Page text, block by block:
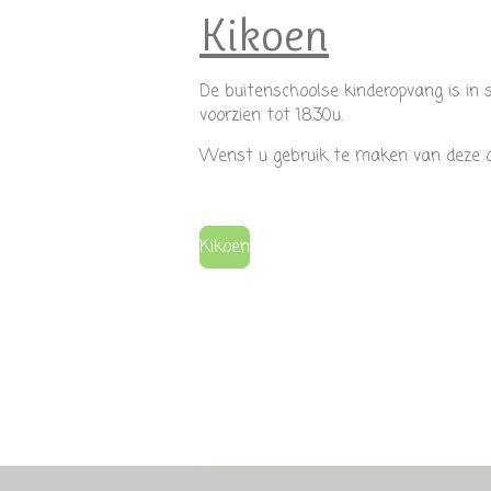
Kikoen
De buitenschoolse kinderopvang is in
voorzien tot 18.30u.
Wenst u gebruik te maken van deze
Kikoen